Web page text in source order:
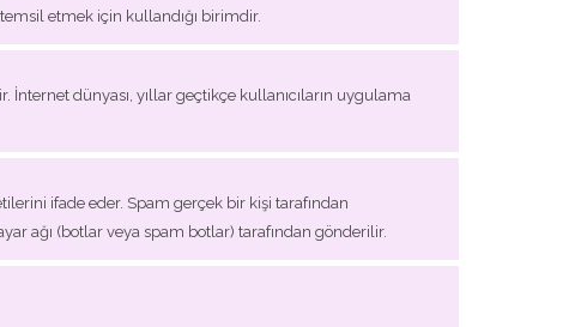
etmek için kullandığı birimdir.
dünyası, yıllar geçtikçe kullanıcıların uygulama
ifade eder. Spam gerçek bir kişi tarafından
ağı (botlar veya spam botlar) tarafından gönderilir.